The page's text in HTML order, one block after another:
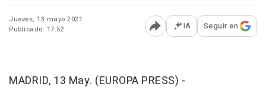
Jueves, 13 mayo 2021
Publicado: 17:52
Abrir opciones para
IA Seguir en
MADRID, 13 May. (EUROPA PRESS) -